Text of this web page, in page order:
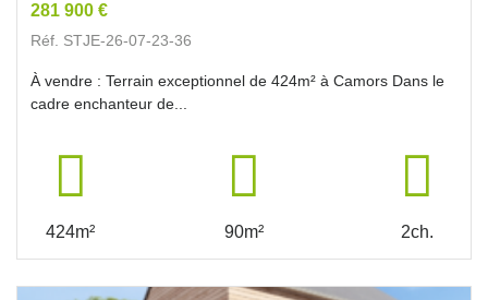
281 900 €
Réf. STJE-26-07-23-36
À vendre : Terrain exceptionnel de 424m² à Camors Dans le
cadre enchanteur de...
424m² 90m² 2ch.